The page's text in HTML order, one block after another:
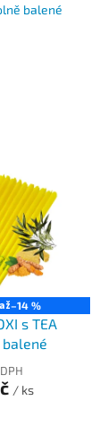
balené
až–14 %
s TEA
balené
/ ks